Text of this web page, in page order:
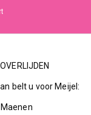
belt u voor Meijel: